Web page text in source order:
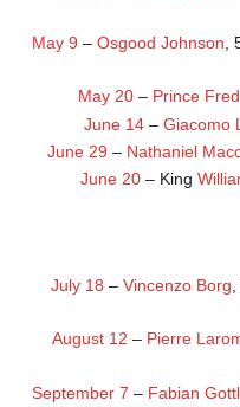
May 9 – Osgood Johnson ,
May 20– Prince
June 14– Giacomo
June 29 – Nathaniel
June 20– King
July 18 – Vincenzo Borg
August 12 – Pierre
September 7 – Fabian